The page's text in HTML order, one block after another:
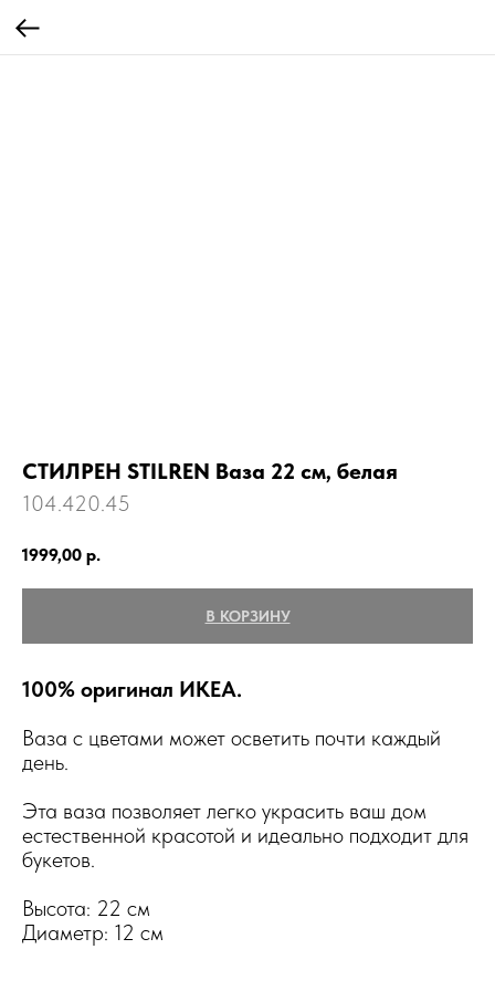
СТИЛРЕН STILREN Ваза 22 см, белая
104.420.45
1999,00 р.
В КОРЗИНУ
100% оригинал ИКЕА.
Ваза с цветами может осветить почти каждый
день.
Эта ваза позволяет легко украсить ваш дом
естественной красотой и идеально подходит для
букетов.
Высота: 22 см
Диаметр: 12 см